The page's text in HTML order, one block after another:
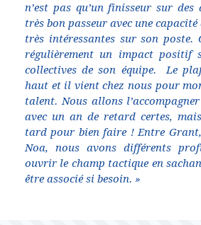
n’est pas qu’un finisseur sur des
très bon passeur avec une
très intéressantes sur son poste.
régulièrement un impact positif
collectives de son équipe. Le
haut et il vient chez nous pour
talent. Nous allons
avec un an de retard certes,
tard pour bien faire ! Entre
Noa, nous avons différents
ouvrir le champ tactique en
être associé si besoin. »